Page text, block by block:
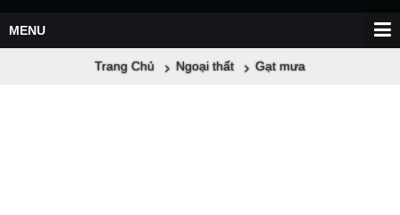
Trang Chủ Ngoại thất Gạt mưa